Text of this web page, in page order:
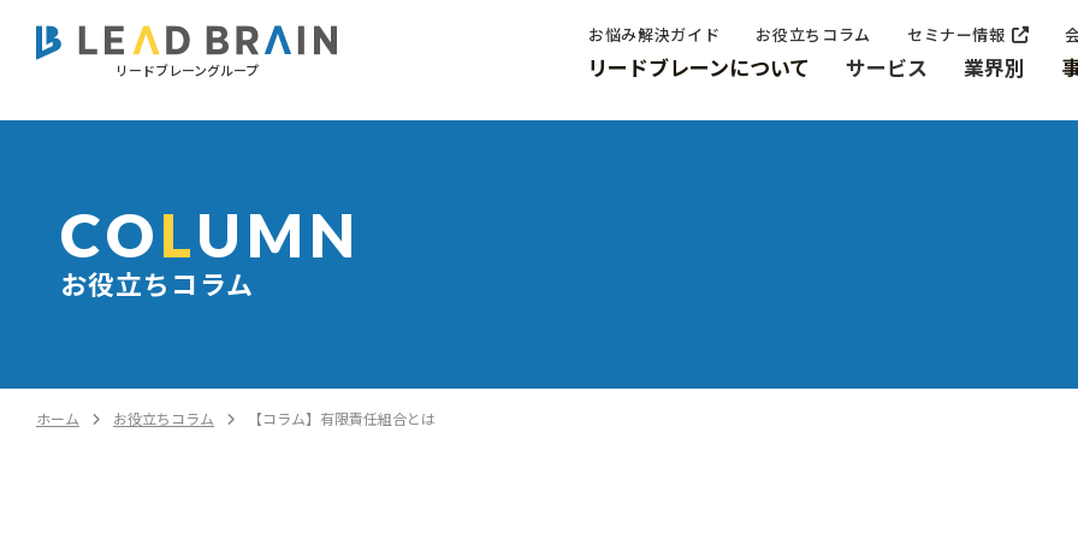
リードブレーングループ
お悩み解決ガイド お役立ちコラム セミナー情報
リードブレーンについて サービス 業界別
お役立ちコラム
COLUMN
ホーム お役立ちコラム 【コラム】有限責任組合とは